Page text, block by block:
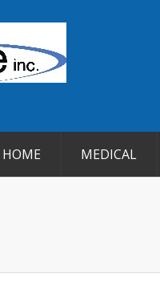
HOME MEDICAL